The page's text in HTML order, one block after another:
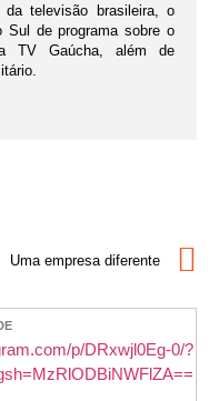
da televisão brasileira, o
Sul de programa sobre o
TV Gaúcha, além de
Uma empresa diferente